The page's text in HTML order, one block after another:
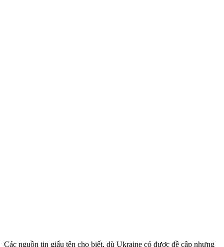
Các nguồn tin giấu tên cho biết, dù Ukraine có được đề cập nhưng